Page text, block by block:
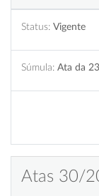
Status: Vigente
Súmula: Ata da
Atas 30/